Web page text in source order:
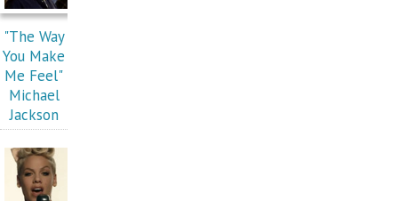
"The Way
You Make
Me Feel"
Michael
Jackson